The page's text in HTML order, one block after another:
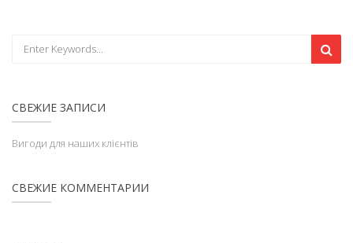
СВЕЖИЕ ЗАПИСИ
Вигоди для наших клієнтів
СВЕЖИЕ КОММЕНТАРИИ